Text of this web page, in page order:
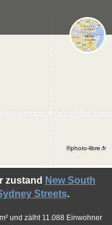
zustand New South
Streets.
und zälht 11.088 Einwohner
©photo-libre.fr